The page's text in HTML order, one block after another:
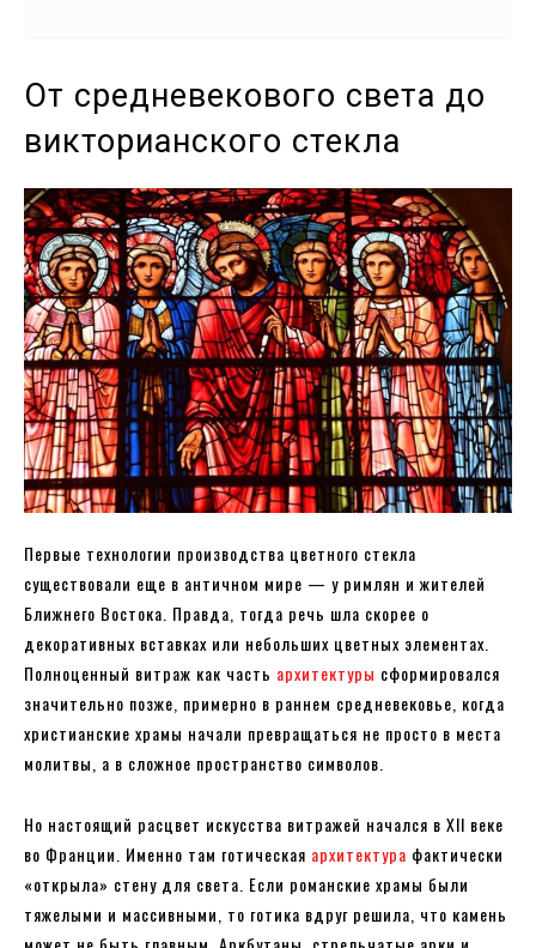
От средневекового света до
викторианского стекла
Первые технологии производства цветного стекла
существовали еще в античном мире — у римлян и жителей
Ближнего Востока. Правда, тогда речь шла скорее о
декоративных вставках или небольших цветных элементах.
Полноценный витраж как часть архитектуры сформировался
значительно позже, примерно в раннем средневековье, когда
христианские храмы начали превращаться не просто в места
молитвы, а в сложное пространство символов.
Но настоящий расцвет искусства витражей начался в XII веке
во Франции. Именно там готическая архитектура фактически
«открыла» стену для света. Если романские храмы были
тяжелыми и массивными, то готика вдруг решила, что камень